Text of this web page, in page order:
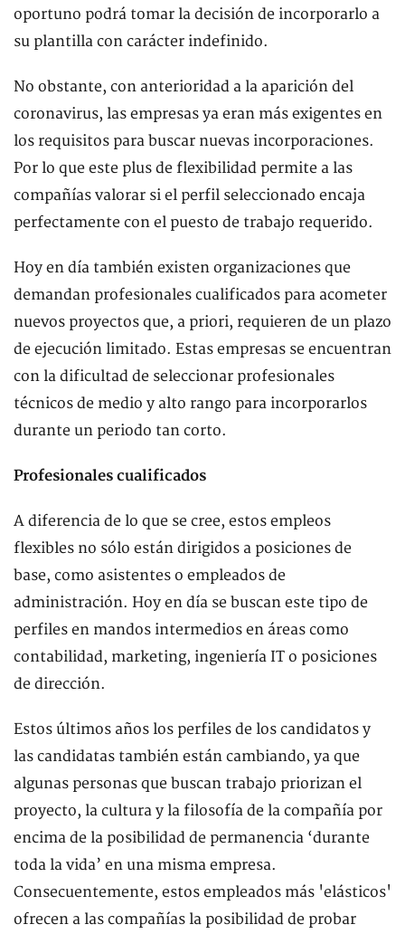
oportuno podrá tomar la decisión de incorporarlo a
su plantilla con carácter indefinido.
No obstante, con anterioridad a la aparición del
coronavirus, las empresas ya eran más exigentes en
los requisitos para buscar nuevas incorporaciones.
Por lo que este plus de flexibilidad permite a las
compañías valorar si el perfil seleccionado encaja
perfectamente con el puesto de trabajo requerido.
Hoy en día también existen organizaciones que
demandan profesionales cualificados para acometer
nuevos proyectos que, a priori, requieren de un plazo
de ejecución limitado. Estas empresas se encuentran
con la dificultad de seleccionar profesionales
técnicos de medio y alto rango para incorporarlos
durante un periodo tan corto.
Profesionales cualificados
A diferencia de lo que se cree, estos empleos
flexibles no sólo están dirigidos a posiciones de
base, como asistentes o empleados de
administración. Hoy en día se buscan este tipo de
perfiles en mandos intermedios en áreas como
contabilidad, marketing, ingeniería IT o posiciones
de dirección.
Estos últimos años los perfiles de los candidatos y
las candidatas también están cambiando, ya que
algunas personas que buscan trabajo priorizan el
proyecto, la cultura y la filosofía de la compañía por
encima de la posibilidad de permanencia ‘durante
toda la vida’ en una misma empresa.
Consecuentemente, estos empleados más 'elásticos'
ofrecen a las compañías la posibilidad de probar